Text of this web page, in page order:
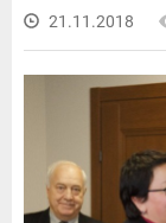
21.11.2018